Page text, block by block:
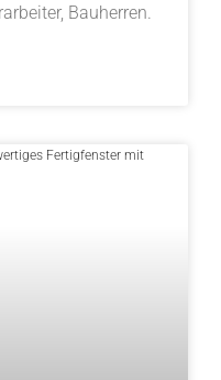
Bauherren.